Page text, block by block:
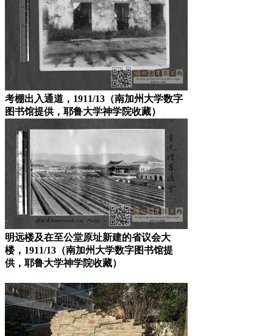
考棚出入通道，1911/13（南加州大学数字
图书馆提供，耶鲁大学神学院收藏）
明远楼及在至公堂原址新建的省议会大
楼，1911/13（南加州大学数字图书馆提
供，耶鲁大学神学院收藏）